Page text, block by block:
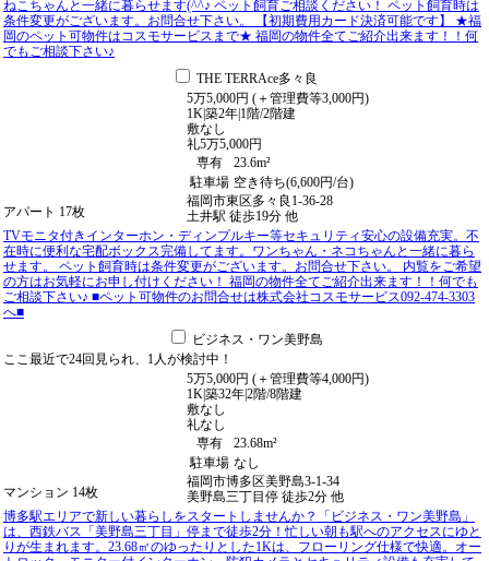
ねこちゃんと一緒に暮らせます(^^♪ ペット飼育ご相談ください！ ペット飼育時は
条件変更がございます。お問合せ下さい。 【初期費用カード決済可能です】 ★福
岡のペット可物件はコスモサービスまで★ 福岡の物件全てご紹介出来ます！！何
でもご相談下さい♪
THE TERRAce多々良
アパート 17枚
5万5,000円 (＋管理費等3,000円)
1K築2年 1階/2階建
敷なし
礼5万5,000円
専有
23.6m²
駐車場 空き待ち(6,600円/台)
福岡市東区多々良1-36-28
土井駅 徒歩19分 他
TVモニタ付きインターホン・ディンプルキー等セキュリティ安心の設備充実。不
在時に便利な宅配ボックス完備してます。ワンちゃん・ネコちゃんと一緒に暮ら
せます。 ペット飼育時は条件変更がございます。お問合せ下さい。 内覧をご希望
の方はお気軽にお申し付けください！ 福岡の物件全てご紹介出来ます！！何でも
ご相談下さい♪ ■ペット可物件のお問合せは株式会社コスモサービス092-474-3303
へ■
ビジネス・ワン美野島
ここ最近で24回 見られ、 1人が検討中！
マンション 14枚
5万5,000円 (＋管理費等4,000円)
1K築32年2階/8階建
敷なし
礼なし
専有
23.68m²
駐車場 なし
福岡市博多区美野島3-1-34
美野島三丁目停 徒歩2分 他
博多駅エリアで新しい暮らしをスタートしませんか？「ビジネス・ワン美野島」
は、西鉄バス「美野島三丁目」停まで徒歩2分！忙しい朝も駅へのアクセスにゆと
りが生まれます。23.68㎡のゆったりとした1Kは、フローリング仕様で快適。オー